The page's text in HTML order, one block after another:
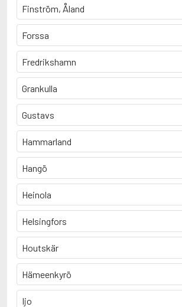
Finström, Åland
Forssa
Fredrikshamn
Grankulla
Gustavs
Hammarland
Hangö
Heinola
Helsingfors
Houtskär
Hämeenkyrö
Ijo